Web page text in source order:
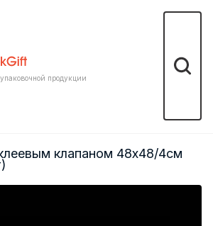
продукции
Поиск
клапаном 48х48/4см